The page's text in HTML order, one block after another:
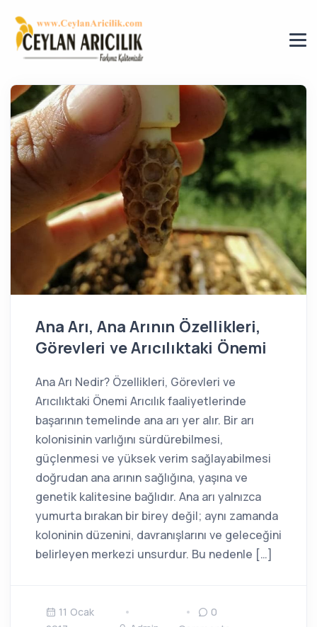
Ana Arı, Ana Arının Özellikleri,
Görevleri ve Arıcılıktaki Önemi
Ana Arı Nedir? Özellikleri, Görevleri ve
Arıcılıktaki Önemi Arıcılık faaliyetlerinde
başarının temelinde ana arı yer alır. Bir arı
kolonisinin varlığını sürdürebilmesi,
güçlenmesi ve yüksek verim sağlayabilmesi
doğrudan ana arının sağlığına, yaşına ve
genetik kalitesine bağlıdır. Ana arı yalnızca
yumurta bırakan bir birey değil; aynı zamanda
koloninin düzenini, davranışlarını ve geleceğini
belirleyen merkezi unsurdur. Bu nedenle […]
11 Ocak
0